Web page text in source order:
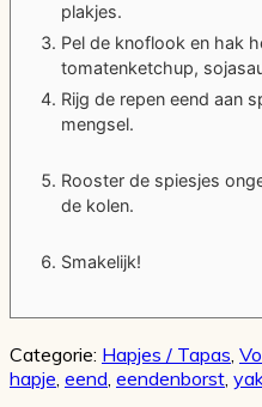
plakjes.
Pel de knoflook en hak
tomatenketchup,
Rijg de repen eend aan
mengsel.
Rooster de spiesjes
de kolen.
Smakelijk!
Categorie: Hapjes / Tapas,
hapje, eend, eendenborst,